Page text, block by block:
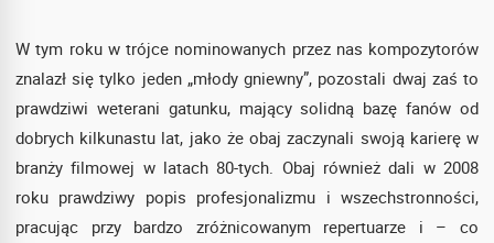
W tym roku w trójce nominowanych przez nas kompozytorów
znalazł się tylko jeden „młody gniewny”, pozostali dwaj zaś to
prawdziwi weterani gatunku, mający solidną bazę fanów od
dobrych kilkunastu lat, jako że obaj zaczynali swoją karierę w
branży filmowej w latach 80-tych. Obaj również dali w 2008
roku prawdziwy popis profesjonalizmu i wszechstronności,
pracując przy bardzo zróżnicowanym repertuarze i – co